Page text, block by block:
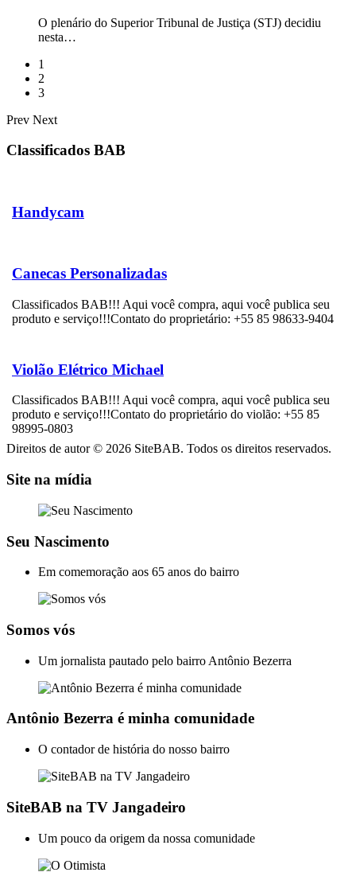
O plenário do Superior Tribunal de Justiça (STJ) decidiu
nesta…
1
2
3
Prev Next
Classificados BAB
Handycam
Canecas Personalizadas
Classificados BAB!!! Aqui você compra, aqui você publica seu
produto e serviço!!!Contato do proprietário: +55 85 98633-9404
Violão Elétrico Michael
Classificados BAB!!! Aqui você compra, aqui você publica seu
produto e serviço!!!Contato do proprietário do violão: +55 85
98995-0803
Direitos de autor © 2026 SiteBAB. Todos os direitos reservados.
Site na mídia
Seu Nascimento
Em comemoração aos 65 anos do bairro
Somos vós
Um jornalista pautado pelo bairro Antônio Bezerra
Antônio Bezerra é minha comunidade
O contador de história do nosso bairro
SiteBAB na TV Jangadeiro
Um pouco da origem da nossa comunidade